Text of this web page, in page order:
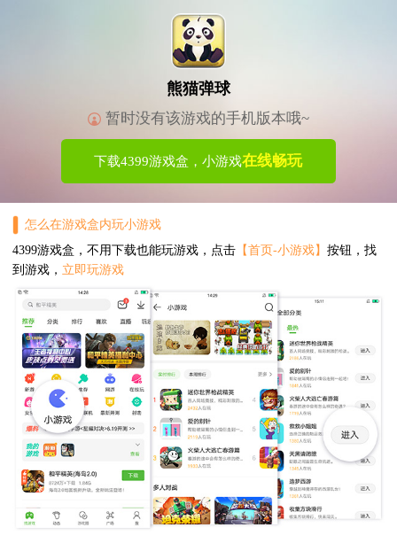
熊猫弹球
暂时没有该游戏的手机版本哦~
下载4399游戏盒，小游戏在线畅玩
怎么在游戏盒内玩小游戏
4399游戏盒，不用下载也能玩游戏，点击【首页-小游戏】 按钮，找
到游戏， 立即玩游戏